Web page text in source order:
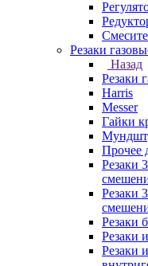
Резаки
Назад
Резаки
Harris
Messer
Гайки
Прочее
Резаки
Резаки
Резаки
Резаки
Резаки